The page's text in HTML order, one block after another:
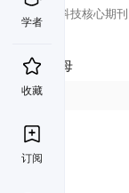
学者
收藏
订阅
中国科技核心期刊
首字母
W